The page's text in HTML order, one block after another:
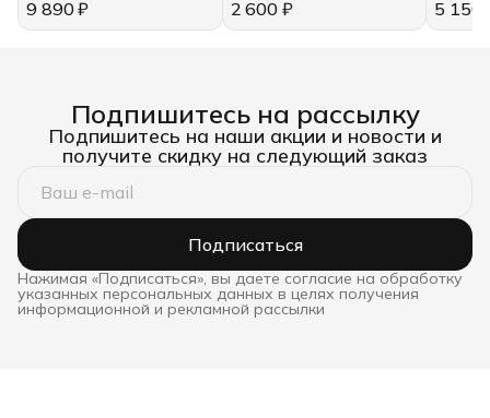
9 890 ₽ 2 600 ₽ 5 150
DeWit
Подпишитесь на рассылку
Подпишитесь на наши акции и новости и
получите скидку на следующий заказ
Подписаться
Нажимая «Подписаться», вы даете согласие на обработку
указанных персональных данных в целях получения
информационной и рекламной рассылки